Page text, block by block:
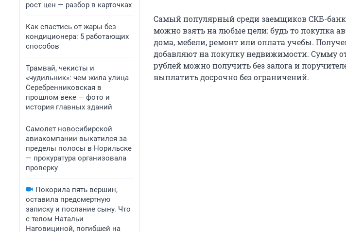
рост цен — разбор в карточках
Как спастись от жары без
кондиционера: 5 работающих
способов
Трамвай, чекисты и
«чудильник»: чем жила улица
Серебренниковская в
прошлом веке — фото и
история главных зданий
Самолет новосибирской
авиакомпании выкатился за
пределы полосы в Норильске
— прокуратура организовала
проверку
Покорила пять вершин,
оставила предсмертную
записку и послание сыну. Что
с телом Натальи
Наговициной, погибшей на
Самый популярный среди заемщиков СКБ-
можно взять на любые цели: будь то покупка
дома, мебели, ремонт или оплата учебы.
добавляют на покупку недвижимости. Сумму
рублей можно получить без залога и
выплатить досрочно без ограничений.